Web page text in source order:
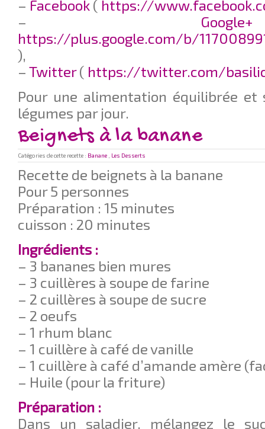
– Facebook ( https://
–
https://plus.google.com/b/
),
– Twitter( https://twitter.com/
Pour une alimentation équilibrée
légumes par jour.
Beignets à la banane
Catégories de cette recette : Banane Les Desserts
Recette de beignets à la banane
Pour 5 personnes
Préparation : 15 minutes
cuisson : 20 minutes
Ingrédients :
– 3 bananes bien mures
– 3 cuillères à soupe de farine
– 2 cuillères à soupe de sucre
– 2 oeufs
– 1 rhum blanc
– 1 cuillère à café de vanille
– 1 cuillère à café d’amande amère
– Huile (pour la friture)
Préparation :
Dans un saladier, mélangez le